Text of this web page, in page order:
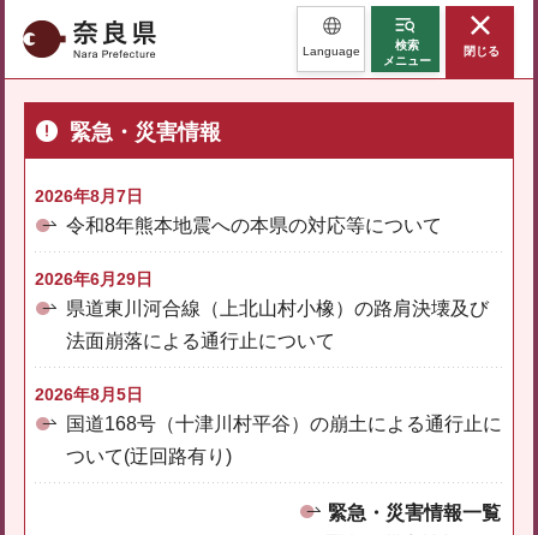
奈良県 Language
検索
メニュー
閉じる
緊急・災害情報
2026年8月7日
令和8年熊本地震への本県の対応等について
2026年6月29日
県道東川河合線（上北山村小橡）の路肩決壊及び
法面崩落による通行止について
2026年8月5日
国道168号（十津川村平谷）の崩土による通行止に
ついて(迂回路有り)
緊急・災害情報一覧